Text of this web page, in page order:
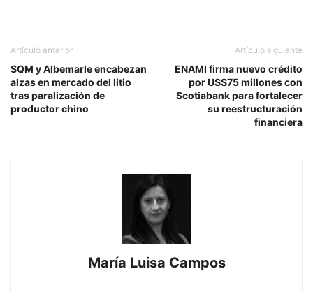
Artículo anterior
SQM y Albemarle encabezan
alzas en mercado del litio
tras paralización de
productor chino
Artículo siguiente
ENAMI firma nuevo crédito
por US$75 millones con
Scotiabank para fortalecer
su reestructuración
financiera
María Luisa Campos